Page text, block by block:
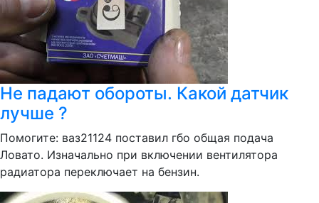
Не падают обороты. Какой датчик
лучше ?
Помогите: ваз21124 поставил гбо общая подача
Ловато. Изначально при включении вентилятора
радиатора переключает на бензин.